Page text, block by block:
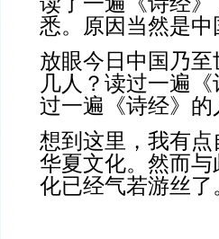
悉。原因当然是
放眼今日中国乃
几人？读过一遍
过一遍《诗经》的
想到这里，我有
华夏文化。然而
化已经气若游丝了